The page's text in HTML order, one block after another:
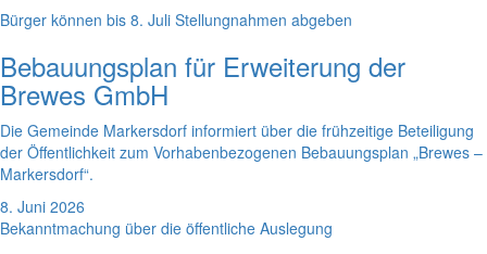
Bürger können bis 8. Juli Stellungnahmen abgeben
Bebauungsplan für Erweiterung der
Brewes GmbH
Die Gemeinde Markersdorf informiert über die frühzeitige Beteiligung
der Öffentlichkeit zum Vorhabenbezogenen Bebauungsplan „Brewes –
Markersdorf“.
8. Juni 2026
Bekanntmachung über die öffentliche Auslegung